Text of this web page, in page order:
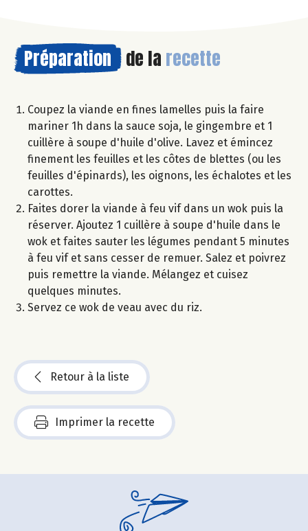
Préparation de la recette
Coupez la viande en fines lamelles puis la faire
mariner 1h dans la sauce soja, le gingembre et 1
cuillère à soupe d'huile d'olive. Lavez et émincez
finement les feuilles et les côtes de blettes (ou les
feuilles d'épinards), les oignons, les échalotes et les
carottes.
Faites dorer la viande à feu vif dans un wok puis la
réserver. Ajoutez 1 cuillère à soupe d'huile dans le
wok et faites sauter les légumes pendant 5 minutes
à feu vif et sans cesser de remuer. Salez et poivrez
puis remettre la viande. Mélangez et cuisez
quelques minutes.
Servez ce wok de veau avec du riz.
Retour à la liste
Imprimer la recette